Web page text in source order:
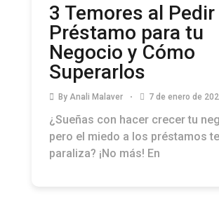
3 Temores al Pedir
Préstamo para tu
Negocio y Cómo
Superarlos
By Anali Malaver 7 de enero de
¿Sueñas con hacer crecer tu
pero el miedo a los préstamos te
paraliza? ¡No más! En